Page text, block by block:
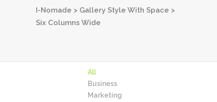
I-Nomade > Gallery Style With Space >
Six Columns Wide
All
Business
Marketing